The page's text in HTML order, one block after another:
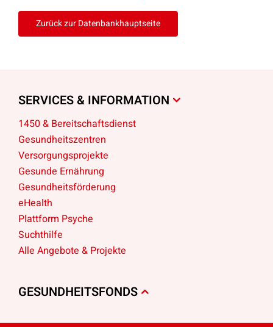
Zurück zur Datenbankhauptseite
SERVICES & INFORMATION
1450 & Bereitschaftsdienst
Gesundheitszentren
Versorgungsprojekte
Gesunde Ernährung
Gesundheitsförderung
eHealth
Plattform Psyche
Suchthilfe
Alle Angebote & Projekte
GESUNDHEITSFONDS